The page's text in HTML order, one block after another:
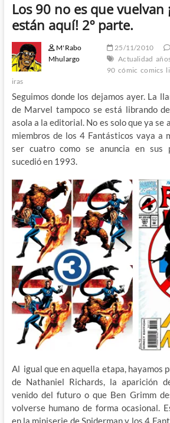
Los 90 no es que vuelvan
están aquí! 2º parte.
M'Rabo
Mhulargo
25/11/2010
Actualidad
90 cómic comics
iras
Seguimos donde los dejamos ayer. La
de Marvel tampoco se está librando
asola a la editorial. No es solo que ya se
miembros de los 4 Fantásticos vaya a
ser cuatro como se anuncia en sus
sucedió en 1993.
Al igual que en aquella etapa, hayamos
de Nathaniel Richards, la aparición
venido del futuro o que Ben Grimm
volverse humano de forma ocasional.
en la miniserie de Spiderman y los 4